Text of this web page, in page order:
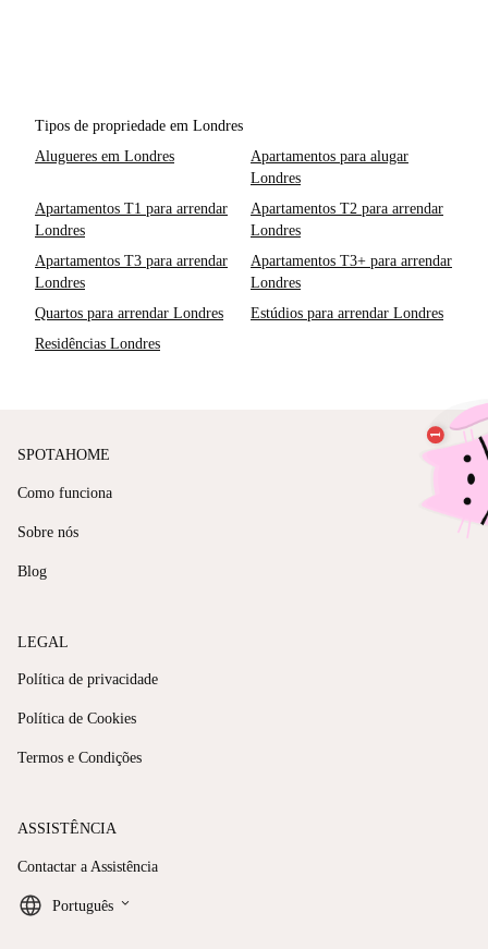
Tipos de propriedade em Londres
Alugueres em Londres
Apartamentos para alugar
Londres
Apartamentos T1 para arrendar
Londres
Apartamentos T2 para arrendar
Londres
Apartamentos T3 para arrendar
Londres
Apartamentos T3+ para arrendar
Londres
Quartos para arrendar Londres
Estúdios para arrendar Londres
Residências Londres
SPOTAHOME
Como funciona
Sobre nós
Blog
LEGAL
Política de privacidade
Política de Cookies
Termos e Condições
ASSISTÊNCIA
Contactar a Assistência
Português keyboard_arrow_down